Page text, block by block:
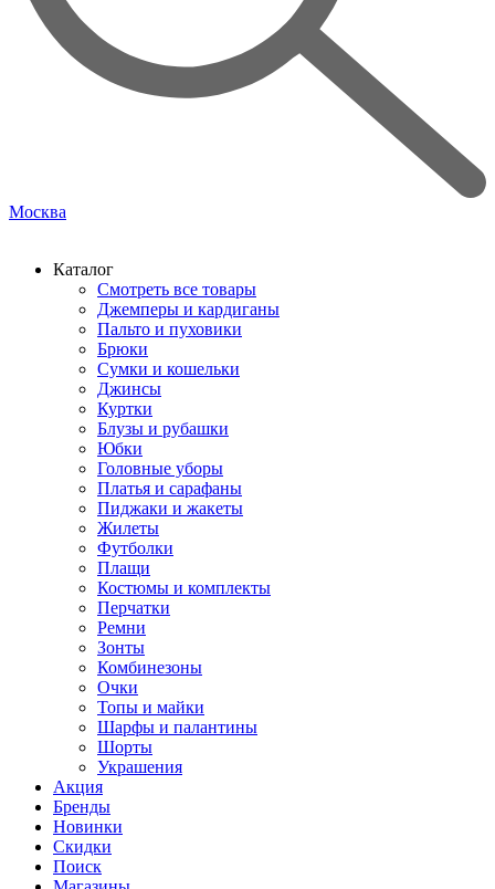
Москва
Каталог
Смотреть все товары
Джемперы и кардиганы
Пальто и пуховики
Брюки
Сумки и кошельки
Джинсы
Куртки
Блузы и рубашки
Юбки
Головные уборы
Платья и сарафаны
Пиджаки и жакеты
Жилеты
Футболки
Плащи
Костюмы и комплекты
Перчатки
Ремни
Зонты
Комбинезоны
Очки
Топы и майки
Шарфы и палантины
Шорты
Украшения
Акция
Бренды
Новинки
Скидки
Поиск